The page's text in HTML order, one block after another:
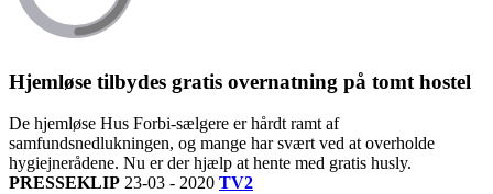
Hjemløse tilbydes gratis overnatning på tomt hostel
De hjemløse Hus Forbi-sælgere er hårdt ramt af
samfundsnedlukningen, og mange har svært ved at overholde
hygiejnerådene. Nu er der hjælp at hente med gratis husly.
PRESSEKLIP 23-03 - 2020 TV2